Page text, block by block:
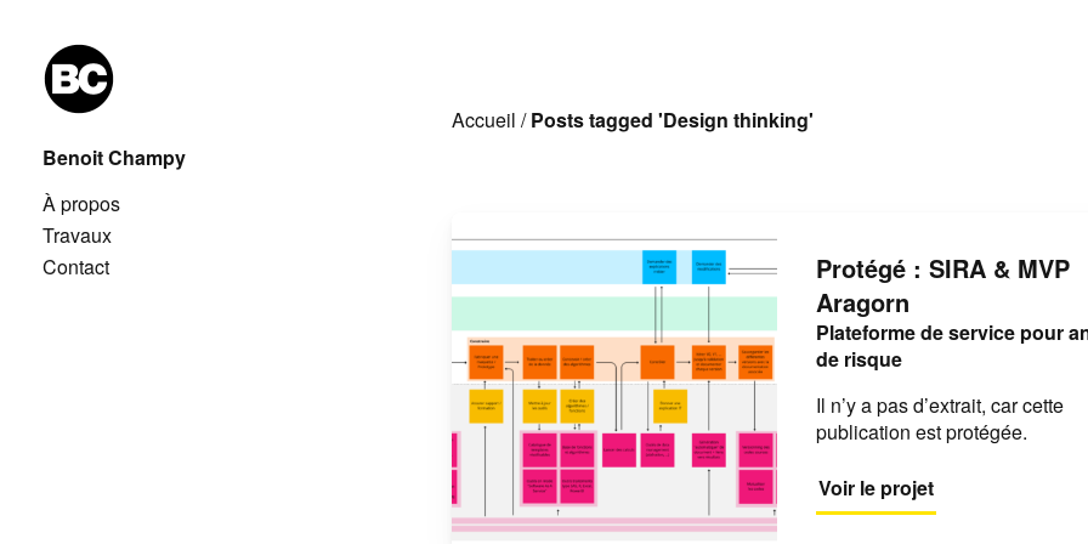
Benoit Champy
À propos
Travaux
Contact
Accueil / Posts tagged 'Design thinking'
Protégé : SIRA & MVP
Aragorn
Plateforme de service pour
de risque
Il n’y a pas d’extrait, car cette
publication est protégée.
Voir le projet